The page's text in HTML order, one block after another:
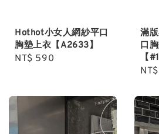
Hothot小女人網紗平口
胸墊上衣【A2633】
Regular
NT$ 590
滿
口
【